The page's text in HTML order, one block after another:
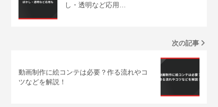
し・透明など応用…
次の記事
動画制作に絵コンテは必要？作る流れやコ
ツなどを解説！